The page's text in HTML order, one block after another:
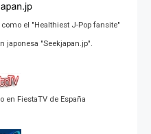
el "Healthiest J-Pop fansite"
japonesa "Seekjapan.jp".
en FiestaTV de España